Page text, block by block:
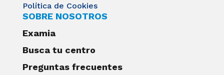
Política de Cookies
SOBRE NOSOTROS
Examia
Busca tu centro
Preguntas frecuentes